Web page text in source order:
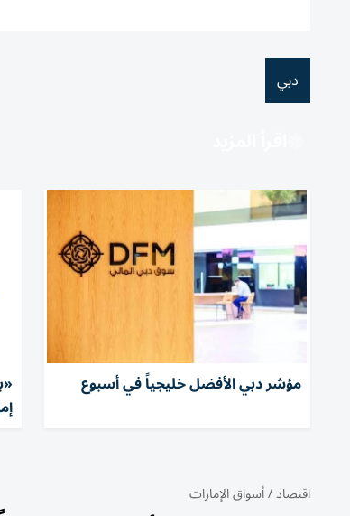
دبي
مؤشر دبي الأفضل خليجياً في أسبوع
اقتصاد/أسواق الإمارات